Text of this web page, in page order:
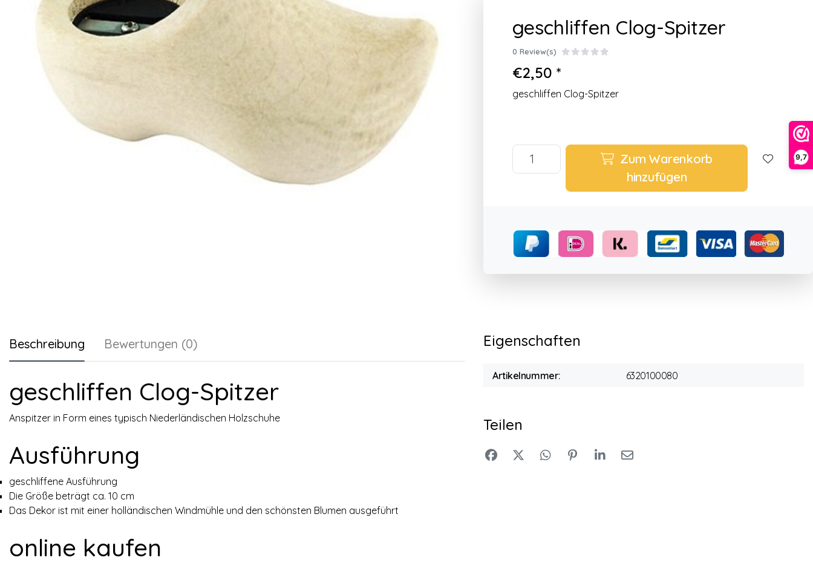
9,7
geschliffen Clog-Spitzer
0 Review(s)
€2,50 *
geschliffen Clog-Spitzer
Zum Warenkorb
hinzufügen
Beschreibung Bewertungen (0)
geschliffen Clog-Spitzer
Anspitzer in Form eines typisch Niederländischen Holzschuhe
Ausführung
geschliffene Ausführung
Die Größe beträgt ca. 10 cm
Das Dekor ist mit einer holländischen Windmühle und den schönsten Blumen ausgeführt
online kaufen
Eigenschaften
Artikelnummer: 6320100080
Teilen